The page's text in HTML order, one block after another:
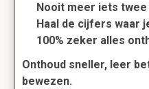
Nooit meer iets
Haal de cijfers waar
100% zeker alles
Onthoud sneller, leer
bewezen.